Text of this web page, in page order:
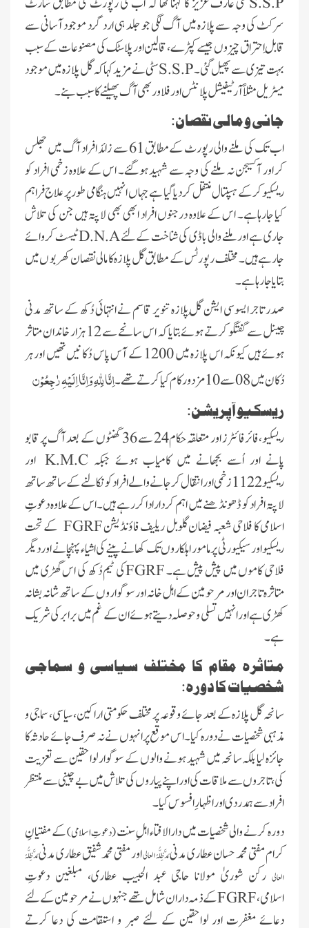
سرکٹ کی وجہ سے پلازہ میں آگ لگی جو جلد ہی ارد گرد موجود آسانی سے
قابلِ احتراق چیزوں جیسے کپڑے، قالین اور پلاسٹک کی مصنوعات کے سبب
بہت تیزی سے پھیل گئی۔S.S.Pسٹی نے مزید کہا کہ گل پلازہ میں موجود
میٹریل مثلاً آرٹیفیشل پلانٹس اور فلاور بھی آگ پھیلنے کا سبب بنے۔
جانی و مالی نقصان:
اب تک کی ملنے والی رپورٹ کے مطابق 61 سے زائد افراد آگ میں جھلس
کر اور آکسیجن نہ ملنے کی وجہ سے شہید ہوگئے۔ اس کے علاوہ زخمی افراد کو
ریسکیو کرکے ہسپتال منتقل کردیا گیا ہے جہاں انہیں ہنگامی طور پر علاج فراہم
کیا جارہاہے۔ اس کے علاوہ درجنوں افراد ابھی بھی لاپتہ ہیں جن کی تلاش
جاری ہے اور ملنے والی باڈی کی شناخت کے لئےD.N.Aٹیسٹ کروائے
جارہے ہیں۔ مختلف رپورٹس کے مطابق گل پلازہ کا مالی نقصان کھربو ں میں
بتایا جارہا ہے۔
صدر تاجر ایسوسی ایشن گُل پلازہ تنویر قاسم نے انتہائی دُکھ کے ساتھ مدنی
چینل سےگفتگو کرتے ہوئےبتایا کہ اس سانحے سے 12 ہزار خاندان متاثر
ہوئے ہیں کیونکہ اس پلازہ میں 1200 کے آس پاس دُکانیں تھیں اور ہر
دُکان میں 08 سے 10 مزدور کام کیا کرتے تھے۔
اِنَّا لِلہِ وَاِنَّا اِلَیْہِ رٰجِعُوْن
ریسکیو آپریشن:
ریسکیو، فائر فائٹرز اور متعلقہ حکام24 سے 36 گھنٹوں کے بعد آگ پر قابو
پانے اور اُسے بجھانے میں کامیاب ہوئے جبکہ K.M.Cاور
ریسکیو 1122 زخمی اور انتقال کرجانے والے افراد کو نکالنے کے ساتھ ساتھ
لاپتہ افراد کو ڈھونڈھنے میں اہم کردار ادا کررہے ہیں۔ اس کے علاوہ دعوتِ
اسلامی کا فلاحی شعبہ فیضان گلوبل ریلیف فاؤنڈیشنFGRF کے تحت
ریسکیو اور سیکیورٹی پر مامور اہلکاروں تک کھانے پینے کی اشیاء پہنچانے اور دیگر
فلاحی کاموں میں پیش پیش ہے۔FGRFکی ٹیم دُکھ کی اس گھڑی میں
متاثرہ تاجران اور مرحومین کے اہل خانہ اور سوگواروں کے ساتھ شانہ بشانہ
کھڑی ہے اور انہیں تسلی و حوصلہ دیتے ہوئے ان کے غم میں برابر کی شریک
ہے۔
متاثرہ مقام کا مختلف سیاسی و سماجی
شخصیات کا دورہ:
سانحہ گل پلازہ کے بعد جائے وقوعہ پر مختلف حکومتی اراکین، سیاسی، سماجی و
مذہبی شخصیات نے دورہ کیا۔ اس موقع پر انہوں نے نہ صرف جائے حادثہ کا
جائزہ لیا بلکہ سانحہ میں شہید ہونے والوں کے سوگوار لواحقین سے تعزیت
کی، تاجروں سے ملاقات کی اور اپنے پیاروں کی تلاش میں بے چینی سے منتظر
افراد سے ہمدردی اور اظہارِ افسوس کیا۔
دورہ کرنے والی شخصیات میں دارالافتاء اہلِ سنت(دعوتِ اسلامی)کے مفتیانِ
کرام مفتی محمد حسان عطاری مدنیمُدَّ ظِلُّہُ العالیاور مفتی محمد شفیق عطاری مدنیمُدَّ ظِلُّہُ
العالیرکن شوریٰ مولانا حاجی عبد الحبیب عطاری، مبلغین دعوتِ
اسلامی،FGRFکے ذمہ داران شامل تھےجنہوں نے مرحومین کے لئے
دعائے مغفرت اور لواحقین کے لئے صبر و استقامت کی دعا کرتے